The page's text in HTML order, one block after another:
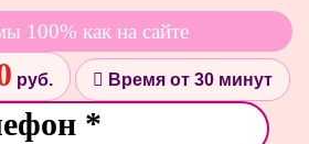
100% как на сайте
руб. Время от 30 минут